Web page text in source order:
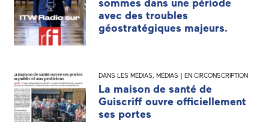
sommes dans une période
avec des troubles
géostratégiques majeurs.
DANS LES MÉDIAS, MÉDIAS | EN CIRCONSCRIPTION
La maison de santé de
Guiscriff ouvre officiellement
ses portes